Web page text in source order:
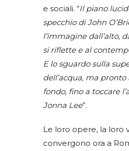
e sociali. “Il piano
specchio di John
l’immagine dall’alto,
si riflette e al
E lo sguardo sulla
dell’acqua, ma
fondo, fino a toccare
Jonna Lee”.
Le loro opere, la loro
convergono ora a